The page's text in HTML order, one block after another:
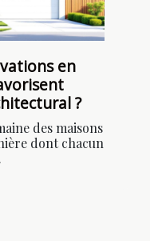
en
?
des maisons
dont chacun